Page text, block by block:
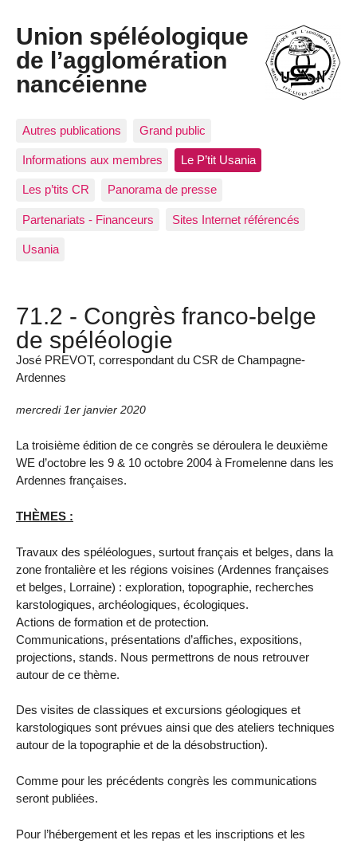
Union spéléologique
de l’agglomération
nancéienne
Autres publications Grand public
Informations aux membres Le P’tit Usania
Les p’tits CR Panorama de presse
Partenariats - Financeurs Sites Internet référencés
Usania
71.2 - Congrès franco-belge
de spéléologie
José PREVOT, correspondant du CSR de Champagne-
Ardennes
mercredi 1er janvier 2020
La troisième édition de ce congrès se déroulera le deuxième
WE d’octobre les 9 & 10 octobre 2004 à Fromelenne dans les
Ardennes françaises.
THÈMES :
Travaux des spéléologues, surtout français et belges, dans la
zone frontalière et les régions voisines (Ardennes françaises
et belges, Lorraine) : exploration, topographie, recherches
karstologiques, archéologiques, écologiques.
Actions de formation et de protection.
Communications, présentations d’affiches, expositions,
projections, stands. Nous permettrons de nous retrouver
autour de ce thème.
Des visites de classiques et excursions géologiques et
karstologiques sont prévues ainsi que des ateliers techniques
autour de la topographie et de la désobstruction).
Comme pour les précédents congrès les communications
seront publiées.
Pour l’hébergement et les repas et les inscriptions et les